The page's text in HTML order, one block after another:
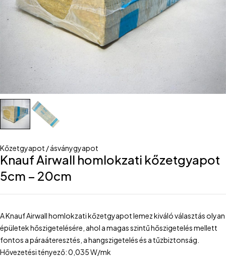
Kőzetgyapot / ásványgyapot
Knauf Airwall homlokzati kőzetgyapot
5cm – 20cm
A Knauf Airwall homlokzati kőzetgyapot lemez kiváló választás olyan
épületek hőszigetelésére, ahol a magas szintű hőszigetelés mellett
fontos a páraáteresztés, a hangszigetelés és a tűzbiztonság.
Hővezetési tényező: 0,035 W/mk